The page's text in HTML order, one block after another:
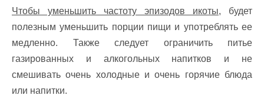
Чтобы уменьшить частоту эпизодов икоты, будет
полезным уменьшить порции пищи и употреблять ее
медленно. Также следует ограничить питье
газированных и алкогольных напитков и не
смешивать очень холодные и очень горячие блюда
или напитки.